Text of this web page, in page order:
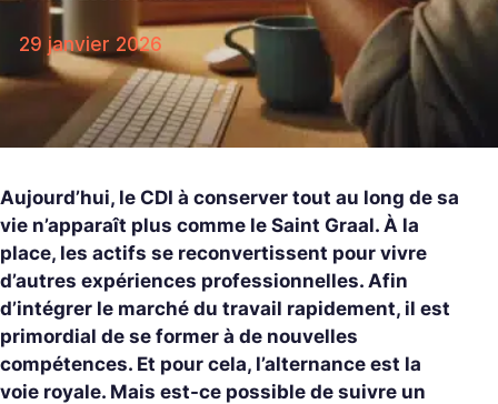
29 janvier 2026
Aujourd’hui, le CDI à conserver tout au long de sa
vie n’apparaît plus comme le Saint Graal. À la
place, les actifs se reconvertissent pour vivre
d’autres expériences professionnelles. Afin
d’intégrer le marché du travail rapidement, il est
primordial de se former à de nouvelles
compétences. Et pour cela, l’alternance est la
voie royale. Mais est-ce possible de suivre un